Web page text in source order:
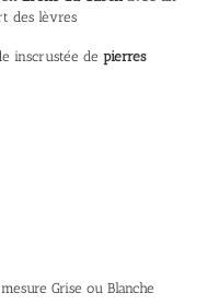
des lèvres
inscrustée de pierres
Grise ou Blanche